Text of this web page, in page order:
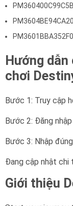
PM360400C99C5B
PM3604BE94CA20
PM3601BBA352F0
Hướng
chơi
Bước 1: Truy cập
Bước 2: Đăng
Bước 3: Nhập
Đang cập nhật chi
Giới thiệu